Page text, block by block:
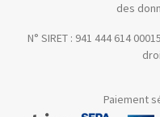
des
N° SIRET : 941 444 614
Paiement